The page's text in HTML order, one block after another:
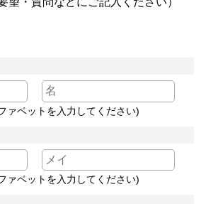
ァベットを入力してください)
ァベットを入力してください)